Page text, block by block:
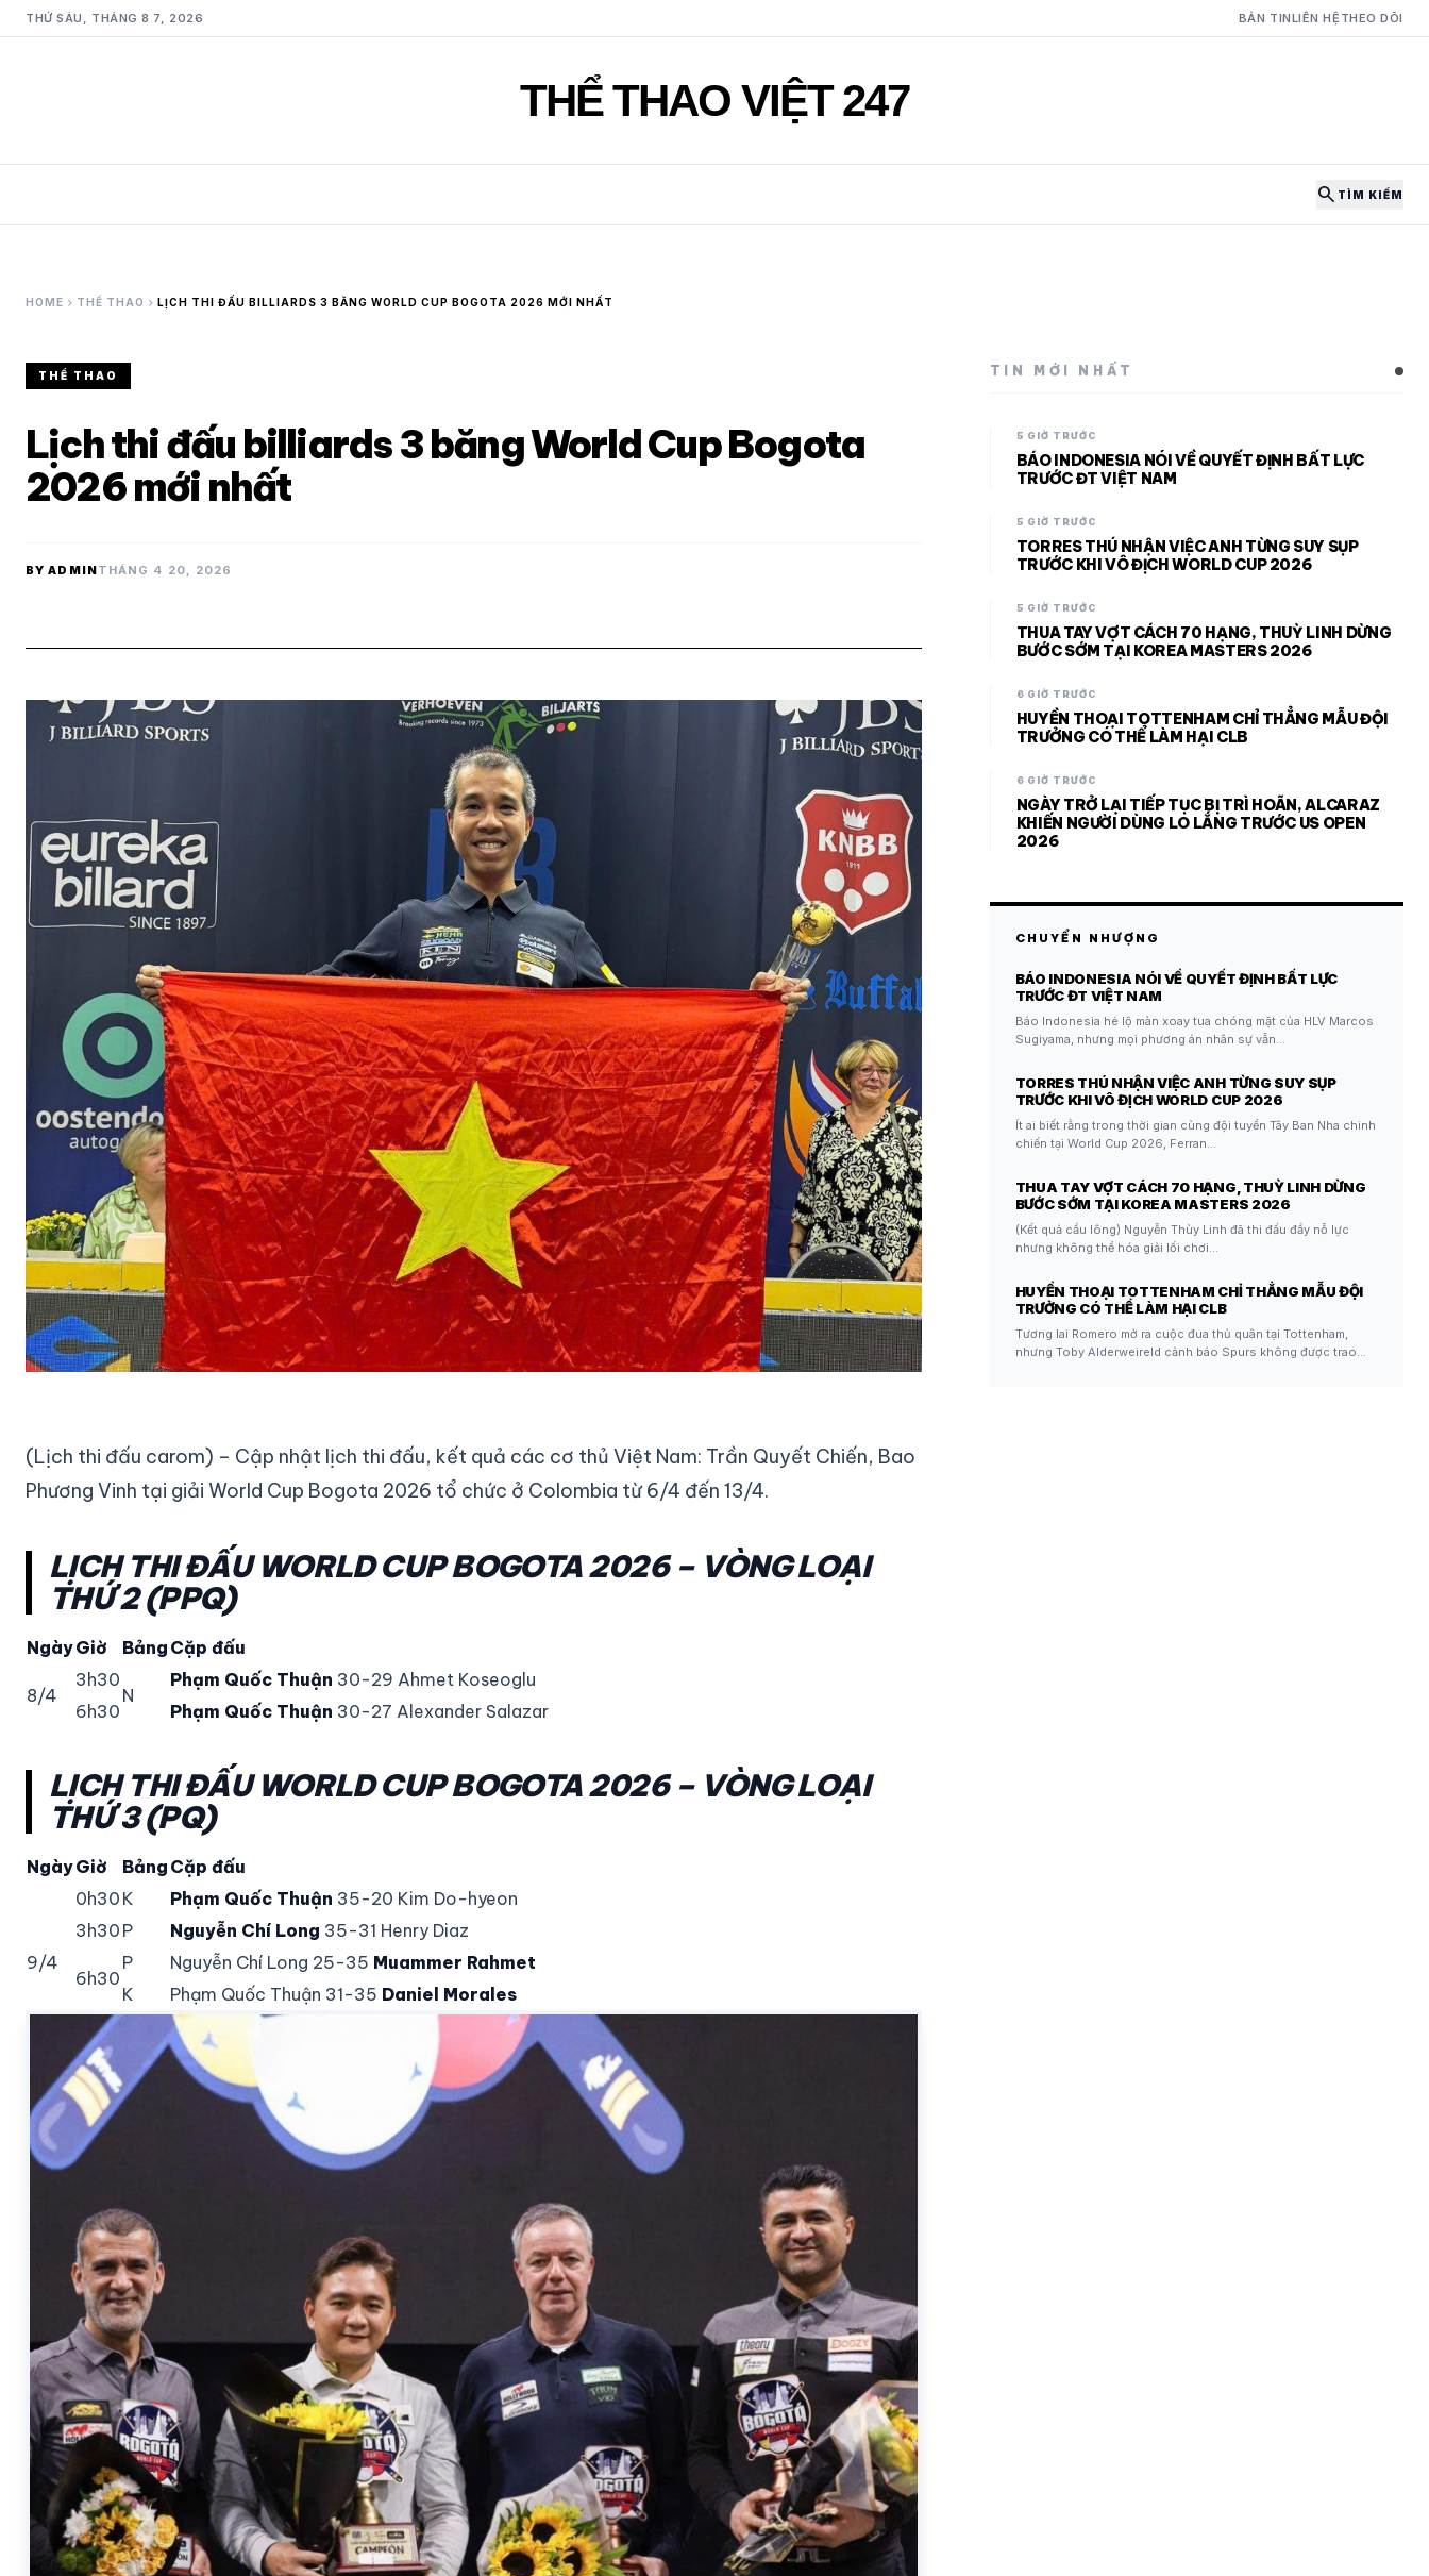
THỨ SÁU, THÁNG 8 7, 2026 BẢN TINLIÊN HỆ THEO DÕI
THỂ THAO VIỆT 247
search TÌM KIẾM
HOME chevron_right THỂ THAO chevron_right LỊCH THI ĐẤU BILLIARDS 3 BĂNG WORLD CUP BOGOTA 2026 MỚI NHẤT
THỂ THAO
Lịch thi đấu billiards 3 băng World Cup Bogota
2026 mới nhất
BY ADMINTHÁNG 4 20, 2026
(Lịch thi đấu carom) – Cập nhật lịch thi đấu, kết quả các cơ thủ Việt Nam: Trần Quyết Chiến, Bao
Phương Vinh tại giải World Cup Bogota 2026 tổ chức ở Colombia từ 6/4 đến 13/4.
LỊCH THI ĐẤU WORLD CUP BOGOTA 2026 – VÒNG LOẠI
THỨ 2 (PPQ)
NgàyGiờ Bảng Cặp đấu
8/4
3h30
N
Phạm Quốc Thuận 30-29 Ahmet Koseoglu
6h30
Phạm Quốc Thuận 30-27 Alexander Salazar
LỊCH THI ĐẤU WORLD CUP BOGOTA 2026 – VÒNG LOẠI
THỨ 3 (PQ)
NgàyGiờ Bảng Cặp đấu
0h30 K Phạm Quốc Thuận 35-20 Kim Do-hyeon
9/4
3h30 P Nguyễn Chí Long 35-31 Henry Diaz
6h30
P Nguyễn Chí Long 25-35 Muammer Rahmet
K
Phạm Quốc Thuận 31-35 Daniel Morales
TIN MỚI NHẤT
5 GIỜ TRƯỚC
BÁO INDONESIA NÓI VỀ QUYẾT ĐỊNH BẤT LỰC
TRƯỚC ĐT VIỆT NAM
5 GIỜ TRƯỚC
TORRES THÚ NHẬN VIỆC ANH TỪNG SUY SỤP
TRƯỚC KHI VÔ ĐỊCH WORLD CUP 2026
5 GIỜ TRƯỚC
THUA TAY VỢT CÁCH 70 HẠNG, THUỲ LINH DỪNG
BƯỚC SỚM TẠI KOREA MASTERS 2026
6 GIỜ TRƯỚC
HUYỀN THOẠI TOTTENHAM CHỈ THẲNG MẪU ĐỘI
TRƯỞNG CÓ THỂ LÀM HẠI CLB
6 GIỜ TRƯỚC
NGÀY TRỞ LẠI TIẾP TỤC BỊ TRÌ HOÃN, ALCARAZ
KHIẾN NGƯỜI DÙNG LO LẮNG TRƯỚC US OPEN
2026
CHUYỂN NHƯỢNG
BÁO INDONESIA NÓI VỀ QUYẾT ĐỊNH BẤT LỰC
TRƯỚC ĐT VIỆT NAM
Báo Indonesia hé lộ màn xoay tua chóng mặt của HLV Marcos
Sugiyama, nhưng mọi phương án nhân sự vẫn…
TORRES THÚ NHẬN VIỆC ANH TỪNG SUY SỤP
TRƯỚC KHI VÔ ĐỊCH WORLD CUP 2026
Ít ai biết rằng trong thời gian cùng đội tuyển Tây Ban Nha chinh
chiến tại World Cup 2026, Ferran…
THUA TAY VỢT CÁCH 70 HẠNG, THUỲ LINH DỪNG
BƯỚC SỚM TẠI KOREA MASTERS 2026
(Kết quả cầu lông) Nguyễn Thùy Linh đã thi đấu đầy nỗ lực
nhưng không thể hóa giải lối chơi…
HUYỀN THOẠI TOTTENHAM CHỈ THẲNG MẪU ĐỘI
TRƯỞNG CÓ THỂ LÀM HẠI CLB
Tương lai Romero mở ra cuộc đua thủ quân tại Tottenham,
nhưng Toby Alderweireld cảnh báo Spurs không được trao…